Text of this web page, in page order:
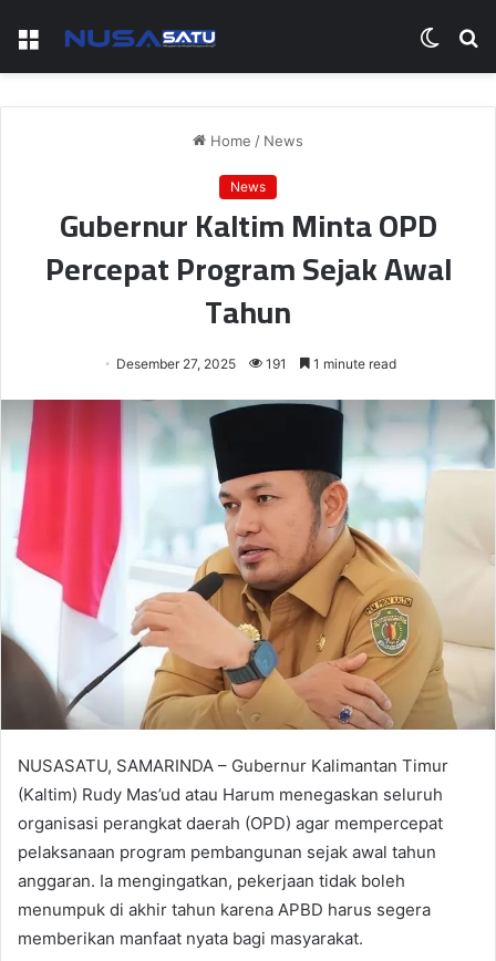
Menu
Switch
skin
Home / News
News
Gubernur Kaltim Minta OPD
Percepat Program Sejak Awal
Tahun
Desember 27, 2025 191 1 minute read
NUSASATU, SAMARINDA – Gubernur Kalimantan Timur
(Kaltim) Rudy Mas’ud atau Harum menegaskan seluruh
organisasi perangkat daerah (OPD) agar mempercepat
pelaksanaan program pembangunan sejak awal tahun
anggaran. Ia mengingatkan, pekerjaan tidak boleh
menumpuk di akhir tahun karena APBD harus segera
memberikan manfaat nyata bagi masyarakat.